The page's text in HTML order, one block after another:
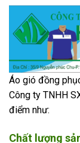
Áo gió đồng
Công ty TNHH
điểm như:
Chất lượng